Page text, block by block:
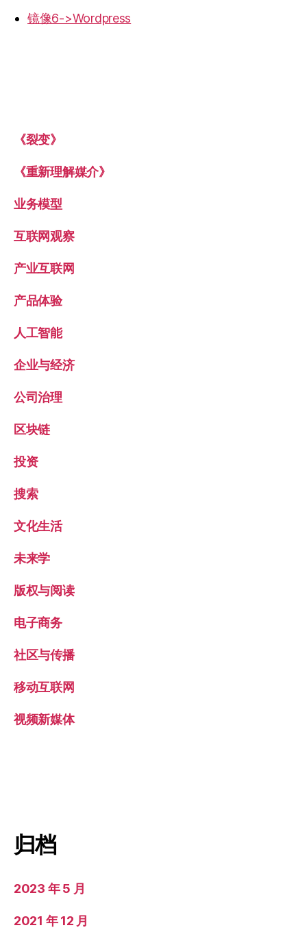
镜像6->Wordpress
《裂变》
《重新理解媒介》
业务模型
互联网观察
产业互联网
产品体验
人工智能
企业与经济
公司治理
区块链
投资
搜索
文化生活
未来学
版权与阅读
电子商务
社区与传播
移动互联网
视频新媒体
归档
2023 年 5 月
2021 年 12 月